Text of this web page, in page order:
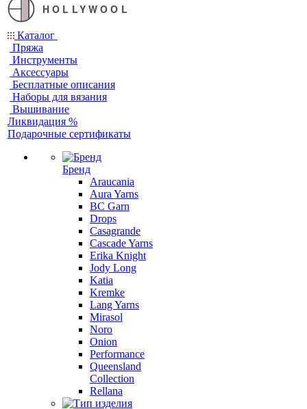
HOLLYWOOL
Каталог
Пряжа
Инструменты
Аксессуары
Бесплатные описания
Наборы для вязания
Вышивание
Ликвидация %
Подарочные сертификаты
Бренд
Araucania
Aura Yarns
BC Garn
Drops
Casagrande
Cascade Yarns
Erika Knight
Jody Long
Katia
Kremke
Lang Yarns
Mirasol
Noro
Onion
Performance
Queensland
Collection
Rellana